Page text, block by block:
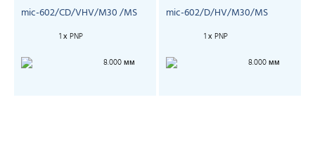
mic-602/CD/VHV/M30 /MS
1 х PNP
8.000 мм
mic-602/D/HV/M30/MS
1 х PNP
8.000 мм